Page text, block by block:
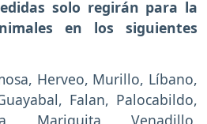
solo regirán para la
en los siguientes
Herveo, Murillo, Líbano,
Falan, Palocabildo,